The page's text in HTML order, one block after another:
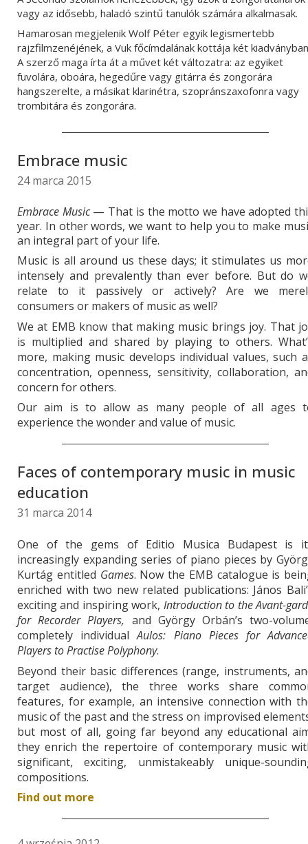
vagy az idősebb, haladó szintű tanulók számára alkalmasak.
Hamarosan megjelenik Wolf Péter egyik legismertebb
rajzfilmzenéjének, a Vuk főcímdalának kottája két
A szerző maga írta át a művet két változatra: az egyiket
fuvolára, oboára, hegedűre vagy gitárra és zongorára
hangszerelte, a másikat klarinétra, szopránszaxofonra vagy
trombitára és zongorára.
Embrace music
24 marca 2015
Embrace Music— That is the motto we have adopted
year. In other words, we want to help you to make
an integral part of your life.
Music is all around us these days; it stimulates us
intensely and prevalently than ever before. But do
relate to it passively or actively? Are we
consumers or makers of music as well?
We at EMB know that making music brings joy. That
is multiplied and shared by playing to others.
more, making music develops individual values, such
concentration, openness, sensitivity, collaboration,
concern for others.
Our aim is to allow as many people of all ages
experience the wonder and value of music.
Faces of contemporary music in music
education
31 marca 2014
One of the gems of Editio Musica Budapest is
increasingly expanding series of piano pieces by
Kurtág entitled Games. Now the EMB catalogue is
enriched with two new related publications: János
exciting and inspiring work, Introduction to the Avant-
for Recorder Players, and György Orbán’s two-
completely individualAulos: Piano Pieces for
Players to Practise Polyphony.
Beyond their basic differences (range, instruments,
target audience), the three works share
features, for example, an intensive connection with
music of the past and the stress on improvised
but most of all, going far beyond any educational
they enrich the repertoire of contemporary music
significant, exciting, unmistakeably unique-
compositions.
Find out more